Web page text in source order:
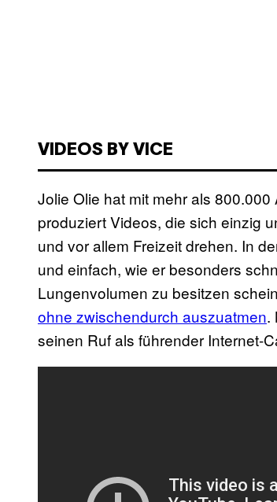
VIDEOS BY VICE
Jolie Olie hat mit mehr als
produziert Videos, die sich einzig
und vor allem Freizeit drehen. In
und einfach, wie er besonders
Lungenvolumen zu besitzen
ohne zwischendurch auszuatmen.
seinen Ruf als führender Internet-